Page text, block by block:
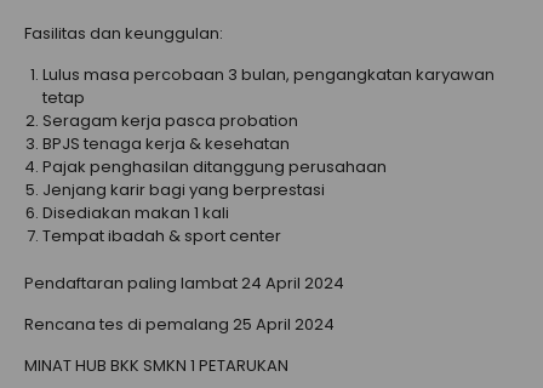
Fasilitas dan keunggulan:
Lulus masa percobaan 3 bulan, pengangkatan karyawan
tetap
Seragam kerja pasca probation
BPJS tenaga kerja & kesehatan
Pajak penghasilan ditanggung perusahaan
Jenjang karir bagi yang berprestasi
Disediakan makan 1 kali
Tempat ibadah & sport center
Pendaftaran paling lambat 24 April 2024
Rencana tes di pemalang 25 April 2024
MINAT HUB BKK SMKN 1 PETARUKAN